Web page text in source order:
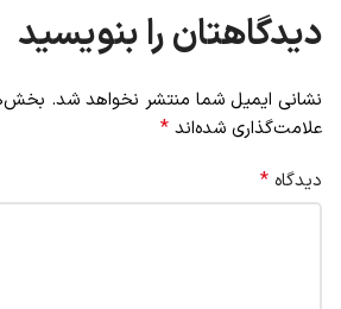
دیدگاهتان را بنویسید
نشانی ایمیل شما منتشر نخواهد شد.
علامت‌گذاری شده‌اند *
دیدگاه *